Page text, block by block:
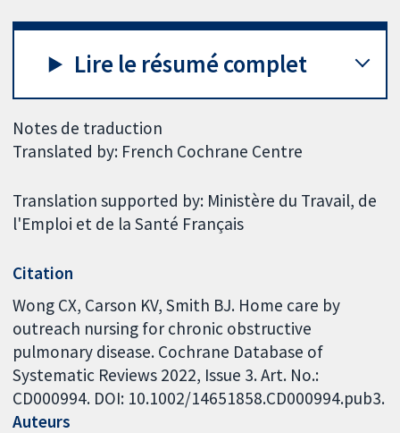
Lire le résumé complet
Notes de traduction
Translated by: French Cochrane Centre
Translation supported by: Ministère du Travail, de
l'Emploi et de la Santé Français
Citation
Wong CX, Carson KV, Smith BJ. Home care by
outreach nursing for chronic obstructive
pulmonary disease. Cochrane Database of
Systematic Reviews 2022, Issue 3. Art. No.:
CD000994. DOI: 10.1002/14651858.CD000994.pub3.
Auteurs